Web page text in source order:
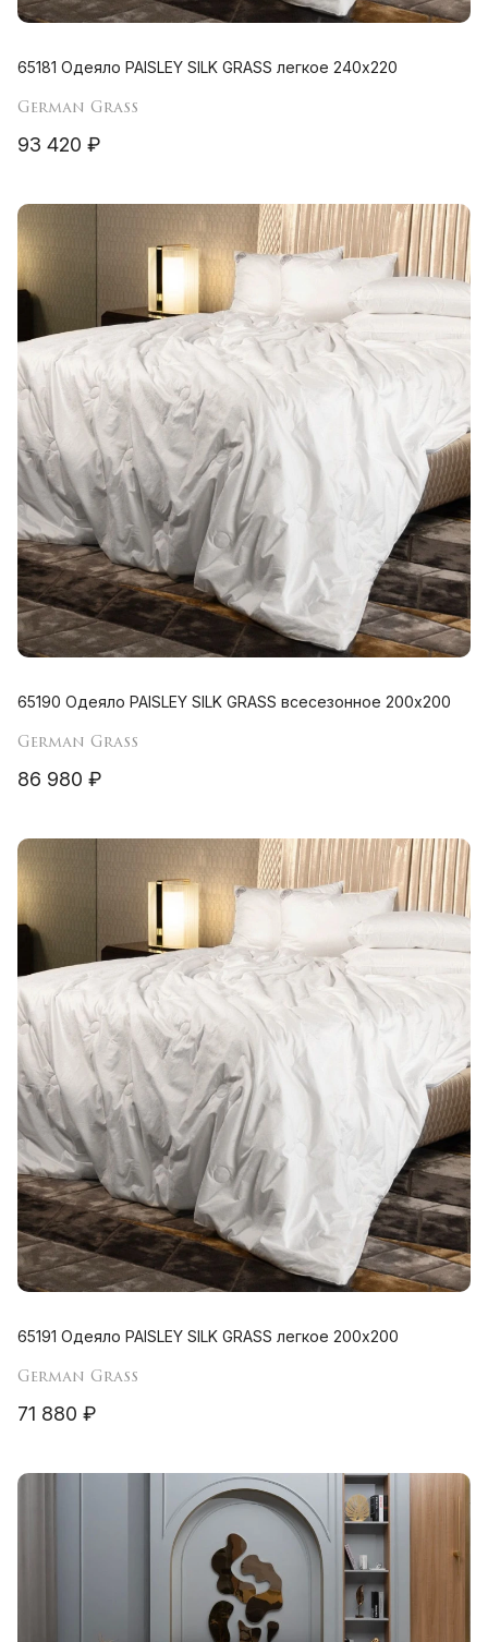
65181 Одеяло PAISLEY SILK GRASS легкое 240х220
German Grass
93 420 ₽
65190 Одеяло PAISLEY SILK GRASS всесезонное 200х200
German Grass
86 980 ₽
65191 Одеяло PAISLEY SILK GRASS легкое 200х200
German Grass
71 880 ₽